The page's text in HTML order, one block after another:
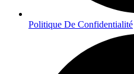
Politique De Confidentialité